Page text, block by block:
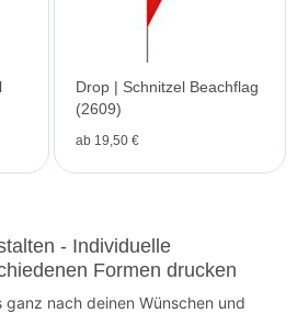
Drop | Schnitzel Beachflag
(2609)
ab 19,50 €
- Individuelle
Formen drucken
nach deinen Wünschen und